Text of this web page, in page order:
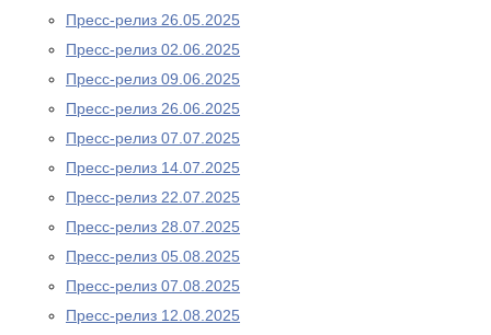
Пресс-релиз 26.05.2025
Пресс-релиз 02.06.2025
Пресс-релиз 09.06.2025
Пресс-релиз 26.06.2025
Пресс-релиз 07.07.2025
Пресс-релиз 14.07.2025
Пресс-релиз 22.07.2025
Пресс-релиз 28.07.2025
Пресс-релиз 05.08.2025
Пресс-релиз 07.08.2025
Пресс-релиз 12.08.2025